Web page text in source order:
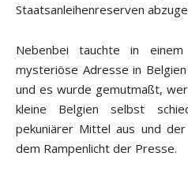
Staatsanleihenreserven
Nebenbei tauchte in
mysteriöse Adresse in
und es wurde gemutmaßt,
kleine Belgien selbst
pekuniärer Mittel aus und
dem Rampenlicht der Presse.